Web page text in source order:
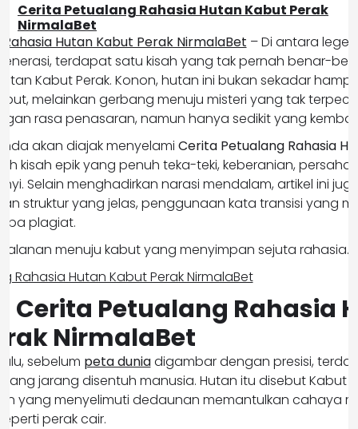
Cerita Petualang Rahasia Hutan Kabut Perak
NirmalaBet
Hutan Kabut Perak NirmalaBet – Di antara
terdapat satu kisah yang tak pernah benar-
Kabut Perak. Konon, hutan ini bukan sekadar
melainkan gerbang menuju misteri yang tak
rasa penasaran, namun hanya sedikit yang
akan diajak menyelami Cerita Petualang Rahasia
kisah epik yang penuh teka-teki, keberanian,
Selain menghadirkan narasi mendalam, artikel ini
struktur yang jelas, penggunaan kata transisi yang
plagiat.
menuju kabut yang menyimpan sejuta rahasia.
Cerita Petualang Rahasia
NirmalaBet
sebelum peta duniadigambar dengan presisi,
jarang disentuh manusia. Hutan itu disebut Kabut
yang menyelimuti dedaunan memantulkan cahaya
perak cair.